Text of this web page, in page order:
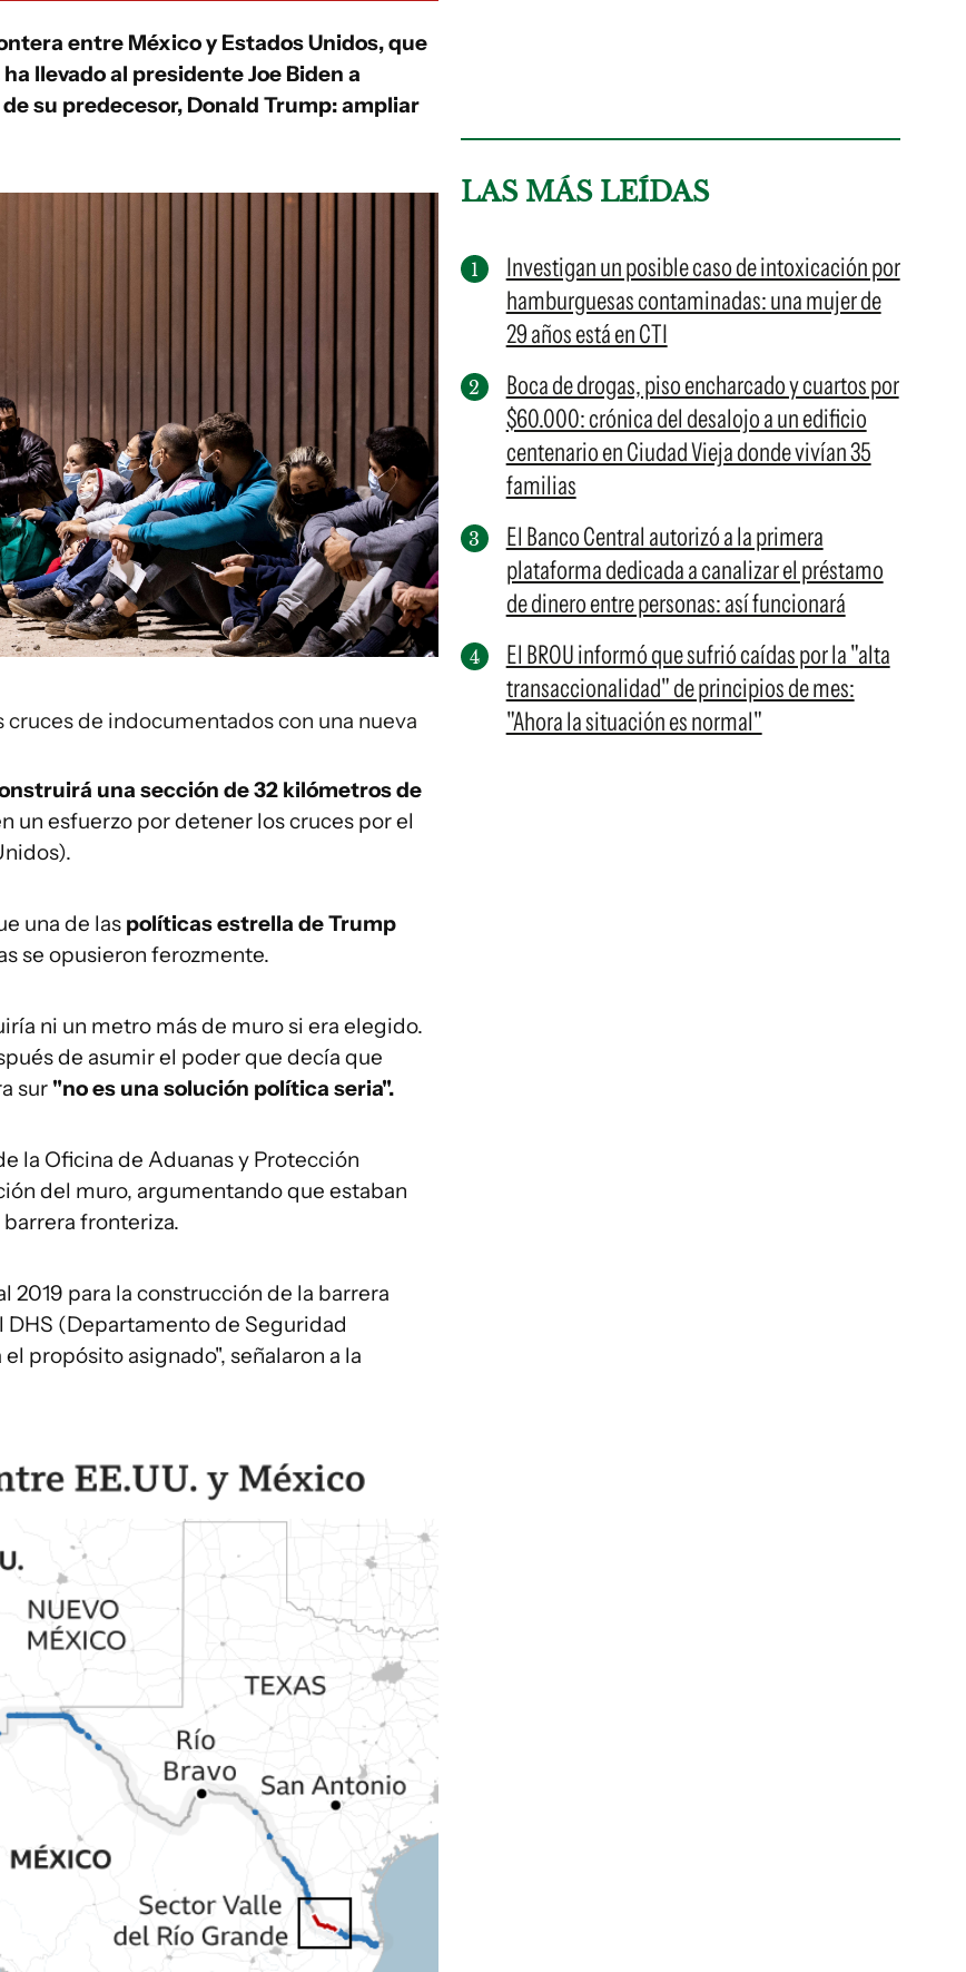
entre México y Estados Unidos, que
llevado al presidente Joe Biden a
su predecesor, Donald Trump: ampliar
de indocumentados con una nueva
una sección de 32 kilómetros de
un esfuerzo por detener los cruces por el
una de las políticas estrella de Trump
se opusieron ferozmente.
ni un metro más de muro si era elegido.
de asumir el poder que decía que
sur "no es una solución política seria".
la Oficina de Aduanas y Protección
del muro, argumentando que estaban
fronteriza.
2019 para la construcción de la barrera
DHS (Departamento de Seguridad
propósito asignado", señalaron a la
LAS MÁS LEÍDAS
Investigan un posible caso de intoxicación por
hamburguesas contaminadas: una mujer de
29 años está en CTI
Boca de drogas, piso encharcado y cuartos por
$60.000: crónica del desalojo a un edificio
centenario en Ciudad Vieja donde vivían 35
familias
El Banco Central autorizó a la primera
plataforma dedicada a canalizar el préstamo
de dinero entre personas: así funcionará
El BROU informó que sufrió caídas por la "alta
transaccionalidad" de principios de mes:
"Ahora la situación es normal"